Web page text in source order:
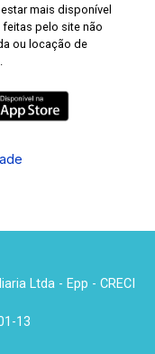
mais disponível
pelo site não
ou locação de
Ltda - Epp - CRECI
13